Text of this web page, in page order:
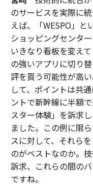
のサービスを実際に
えば、「WESPO」と
ショッピングセンタ
いきなり看板を変え
の強いアプリに切り
評を買う可能性が高
して、ポイントは共
ントで新幹線に半額
スター体験」を訴求
ました。この例に限
スに対して、それら
のがベストなのか。
訴求、これらの間の
ですね。